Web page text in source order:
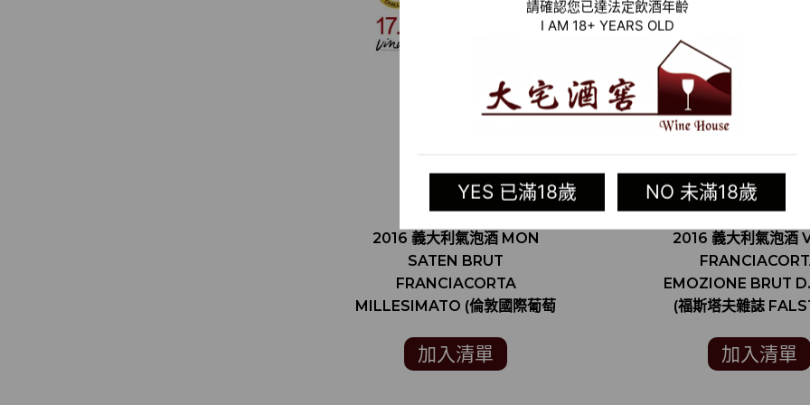
請確認您已達法定飲酒年齡
I AM 18+ YEARS OLD
YES 已滿18歲 NO 未滿18歲
2016 義大利氣泡酒 MON
SATEN BRUT
FRANCIACORTA
MILLESIMATO (倫敦國際葡萄
WINE CHALLENGE 金牌)
加入清單
2016 義大利氣泡酒
EMOZIONE BRUT
(福斯塔夫雜誌
加入清單